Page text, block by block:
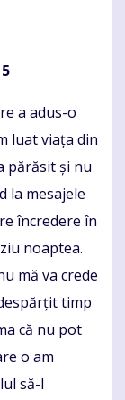
a adus-o
luat viața din
părăsit și nu
la mesajele
încredere în
noaptea.
mă va crede
timp
că nu pot
o am
să-l